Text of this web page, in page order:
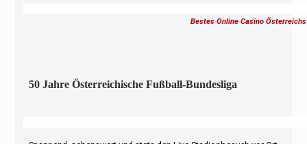
Bestes Online Casino Österreichs
50 Jahre Österreichische Fußball-Bundesliga